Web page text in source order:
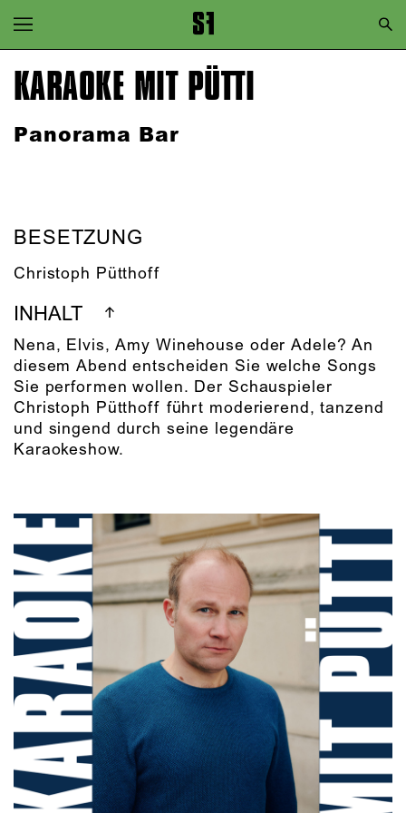
Zur Hauptnavigation springen
Zum Hauptinhalt springen
KARAOKE MIT PÜTTI
Panorama Bar
BESETZUNG
Christoph Pütthoff
INHALT
Nena, Elvis, Amy Winehouse oder Adele? An
diesem Abend entscheiden Sie welche Songs
Sie performen wollen. Der Schauspieler
Christoph Pütthoff führt moderierend, tanzend
und singend durch seine legendäre
Karaokeshow.